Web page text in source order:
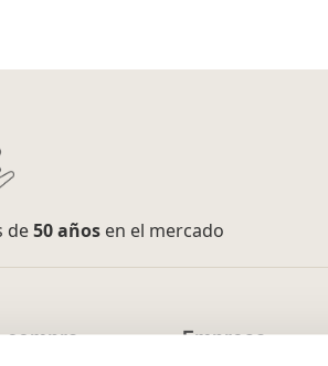
de50 añosen el mercado
compra Empresa